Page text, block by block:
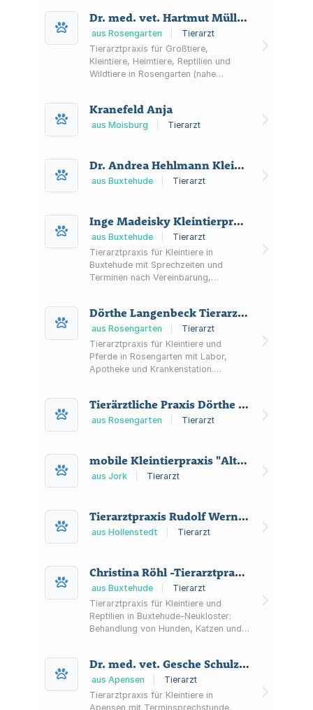
Dr. med. vet. Hartmut Müller Tierarzt
aus Rosengarten
Tierarzt
Tierarztpraxis für Großtiere,
Kleintiere, Heimtiere, Reptilien und
Wildtiere in Rosengarten (nahe
Kranefeld Anja
aus Moisburg Tierarzt
Dr. Andrea Hehlmann Kleintierpraxis
aus Buxtehude Tierarzt
Inge Madeisky Kleintierpraxis
aus Buxtehude
Tierarzt
Tierarztpraxis für Kleintiere in
Buxtehude mit Sprechzeiten und
Terminen nach Vereinbarung,
Praxisapotheke und Notdienst-
Hinweisen.
Dörthe Langenbeck Tierarztpraxis
aus Rosengarten
Tierarzt
Tierarztpraxis für Kleintiere und
Pferde in Rosengarten mit Labor,
Apotheke und Krankenstation.
Neukundenformular.
Tierärztliche Praxis Dörthe Langenbeck
aus Rosengarten Tierarzt
mobile Kleintierpraxis "Altes Land"
aus Jork Tierarzt
Tierarztpraxis Rudolf Werner in Fürsorge um Ihr(e) Tier(e)
aus Hollenstedt Tierarzt
Christina Röhl -Tierarztpraxis-
aus Buxtehude
Tierarzt
Tierarztpraxis für Kleintiere und
Reptilien in Buxtehude-Neukloster:
Behandlung von Hunden, Katzen und
Zahnbehandlung, Bildgebung und
Hausbesuche nach Vereinbarung.
Dr. med. vet. Gesche Schulz-Stechmann Praxis für Kleintiere
aus Apensen
Tierarzt
Tierarztpraxis für Kleintiere in
Apensen mit Terminsprechstunde.